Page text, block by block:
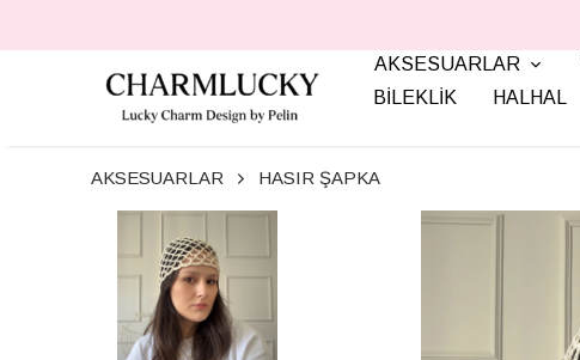
AKSESUARLAR
BİLEKLİK
HALHAL
AKSESUARLAR HASIR ŞAPKA